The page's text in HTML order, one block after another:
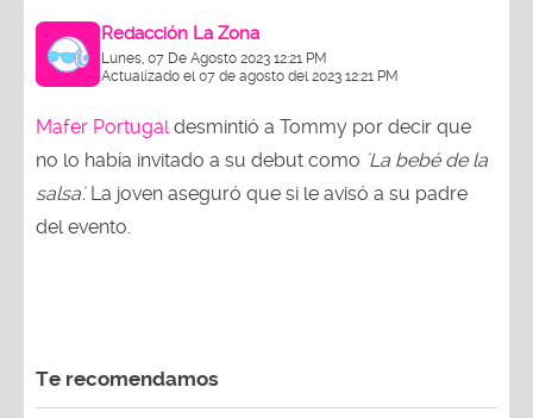
Redacción La Zona
Lunes, 07 De Agosto 2023 12:21 PM
Actualizado el 07 de agosto del 2023 12:21 PM
Mafer Portugal desmintió a Tommy por decir que
no lo había invitado a su debut como 'La bebé de la
salsa'.La joven aseguró que si le avisó a su padre
del evento.
Te recomendamos